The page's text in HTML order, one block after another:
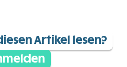
Artikel lesen?